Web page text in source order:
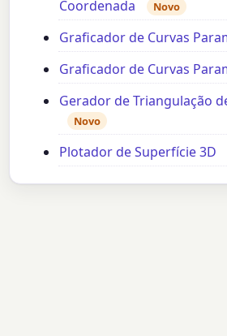
Coordenada Novo
Graficador de Curvas
Graficador de Curvas
Gerador de Triangulação
Novo
Plotador de Superfície 3D